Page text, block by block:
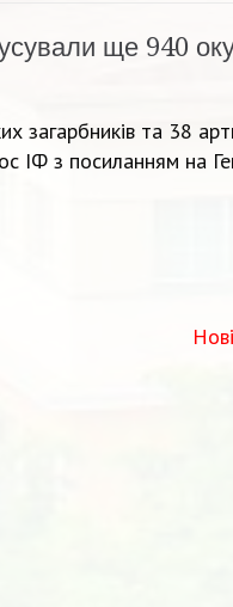
ще 940
загарбників та 38
ІФ з посиланням на